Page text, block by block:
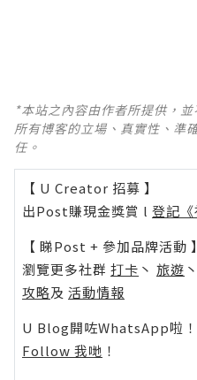
*本站之內容由作者所提供，
所有博客的立場、真實性、準
任。
【 U Creator 招募 】
出Post賺現金獎賞 l 登記《
【 睇Post + 參加品牌活動 】
瀏覽更多社群 打卡 丶 旅遊 丶
攻略及 活動情報
U Blog開咗WhatsApp啦！
Follow 我哋 ！